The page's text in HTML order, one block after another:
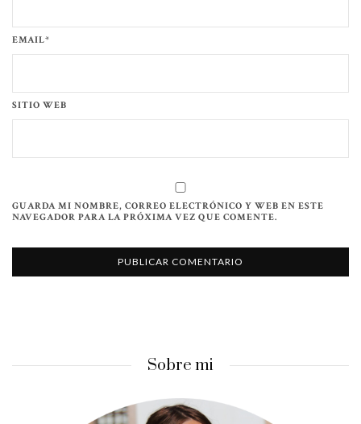
EMAIL*
SITIO WEB
GUARDA MI NOMBRE, CORREO ELECTRÓNICO Y WEB EN ESTE
NAVEGADOR PARA LA PRÓXIMA VEZ QUE COMENTE.
Sobre mi